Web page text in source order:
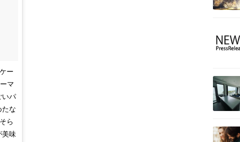
ー
マ
いパ
たな
ら
美味